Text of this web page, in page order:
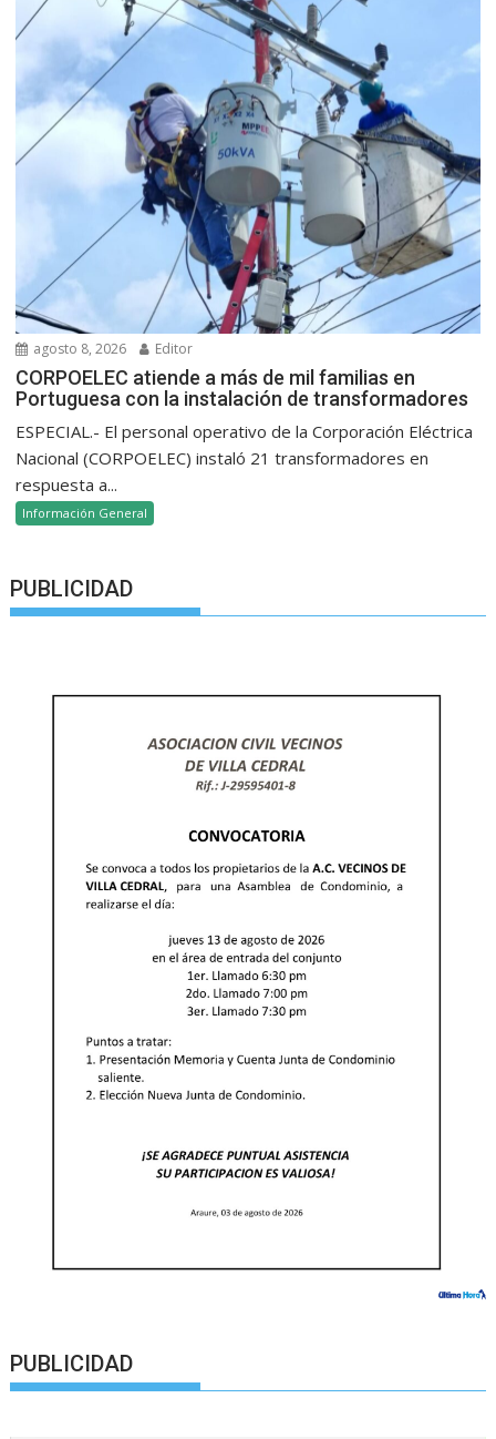
agosto 8, 2026 Editor
CORPOELEC atiende a más de mil familias en
Portuguesa con la instalación de transformadores
ESPECIAL.- El personal operativo de la Corporación Eléctrica
Nacional (CORPOELEC) instaló 21 transformadores en
respuesta a...
Información General
PUBLICIDAD
PUBLICIDAD